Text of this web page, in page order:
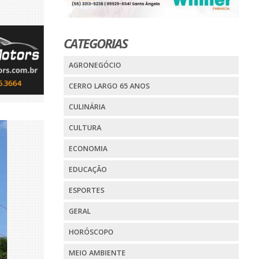
CATEGORIAS
AGRONEGÓCIO
CERRO LARGO 65 ANOS
CULINÁRIA
CULTURA
ECONOMIA
EDUCAÇÃO
ESPORTES
GERAL
HORÓSCOPO
MEIO AMBIENTE